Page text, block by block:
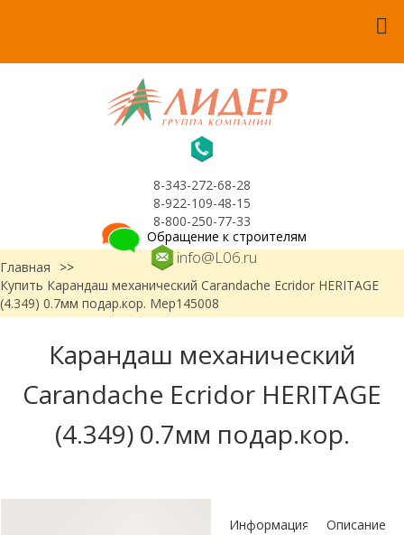
8-343-272-68-28
8-922-109-48-15
8-800-250-77-33
info@L06.ru
Обращение к строителям
Главная
>>
Купить Карандаш механический Carandache Ecridor HERITAGE
(4.349) 0.7мм подар.кор. Мер145008
Карандаш механический
Carandache Ecridor HERITAGE
(4.349) 0.7мм подар.кор.
Информация Описание